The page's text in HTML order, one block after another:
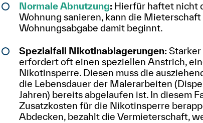
Normale Abnutzung:Hierfür haftet nicht
Wohnung sanieren, kann die
Wohnungsabgabe damit beginnt.
Spezialfall Nikotinablagerungen:Starker
erfordert oft einen speziellen Anstrich,
Nikotinsperre. Diesen muss die
die Lebensdauer der Malerarbeiten
Jahren) bereits abgelaufen ist. In diesem
Zusatzkosten für die Nikotinsperre
Abdecken, bezahlt die Vermieterschaft,